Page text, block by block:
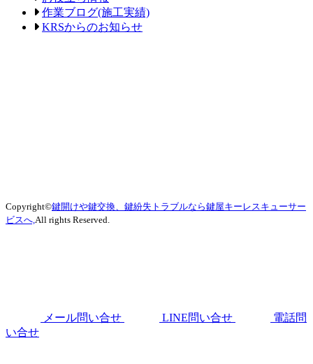
作業ブログ(施工実績)
KRSからのお知らせ
Copyright©鍵開けや鍵交換、鍵紛失トラブルなら鍵屋キーレスキューサー
ビスへ,All rights Reserved.
メール問い合せ LINE問い合せ
電話問
い合せ